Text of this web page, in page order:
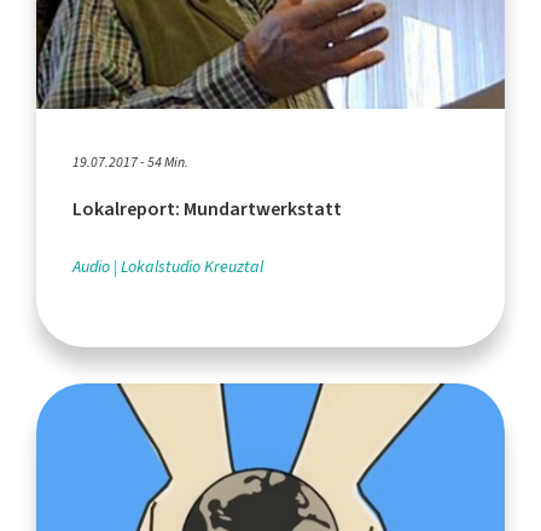
19.07.2017 - 54 Min.
Lokalreport: Mundartwerkstatt
Audio Lokalstudio Kreuztal